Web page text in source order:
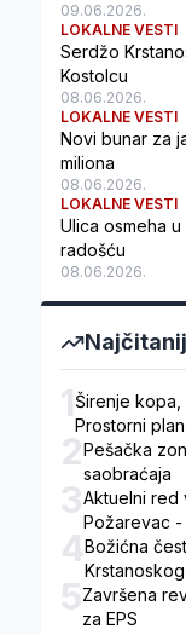
09.06.2026.
LOKALNE VESTI
Serdžo
Kostolcu
08.06.2026.
LOKALNE VESTI
Novi bunar za
miliona
08.06.2026.
LOKALNE VESTI
Ulica osmeha
radošću
08.06.2026.
1Širenje
Prostorni
2Pešačka
saobraćaja
3Aktuelni red
Požarevac
4Božićna
Krstanoskog
5Završena
za EPS